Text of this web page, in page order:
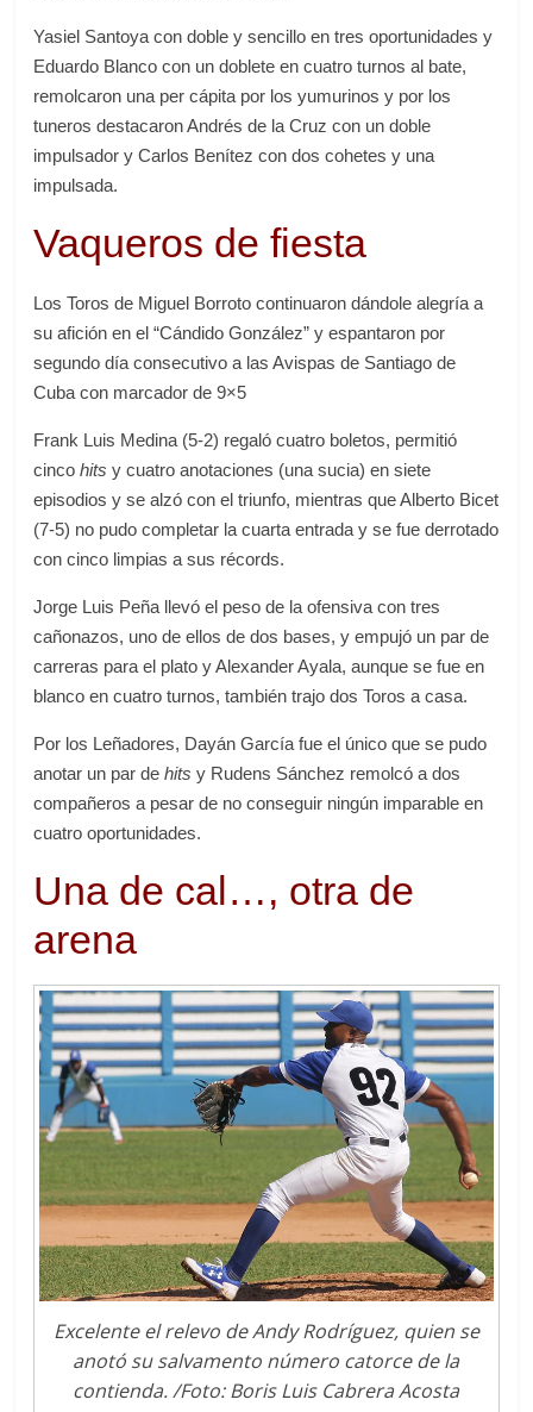
Yasiel Santoya con doble y sencillo en tres oportunidades y
Eduardo Blanco con un doblete en cuatro turnos al bate,
remolcaron una per cápita por los yumurinos y por los
tuneros destacaron Andrés de la Cruz con un doble
impulsador y Carlos Benítez con dos cohetes y una
impulsada.
Vaqueros de fiesta
Los Toros de Miguel Borroto continuaron dándole alegría a
su afición en el “Cándido González” y espantaron por
segundo día consecutivo a las Avispas de Santiago de
Cuba con marcador de 9×5
Frank Luis Medina (5-2) regaló cuatro boletos, permitió
cincohits y cuatro anotaciones (una sucia) en siete
episodios y se alzó con el triunfo, mientras que Alberto Bicet
(7-5) no pudo completar la cuarta entrada y se fue derrotado
con cinco limpias a sus récords.
Jorge Luis Peña llevó el peso de la ofensiva con tres
cañonazos, uno de ellos de dos bases, y empujó un par de
carreras para el plato y Alexander Ayala, aunque se fue en
blanco en cuatro turnos, también trajo dos Toros a casa.
Por los Leñadores, Dayán García fue el único que se pudo
anotar un par dehits y Rudens Sánchez remolcó a dos
compañeros a pesar de no conseguir ningún imparable en
cuatro oportunidades.
Una de cal…, otra de
arena
Excelente el relevo de Andy Rodríguez, quien se
anotó su salvamento número catorce de la
contienda. /Foto: Boris Luis Cabrera Acosta